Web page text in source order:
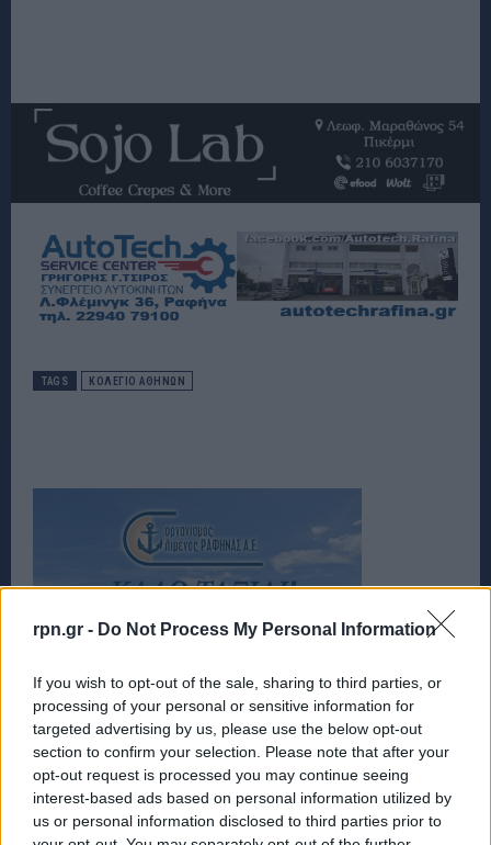
rpn.gr - Do Not Process My Personal Information
If you wish to opt-out of the sale, sharing to third parties, or
processing of your personal or sensitive information for
targeted advertising by us, please use the below opt-out
section to confirm your selection. Please note that after your
opt-out request is processed you may continue seeing
interest-based ads based on personal information utilized by
us or personal information disclosed to third parties prior to
TAGS ΚΟΛΕΓΙΟ ΑΘΗΝΩΝ